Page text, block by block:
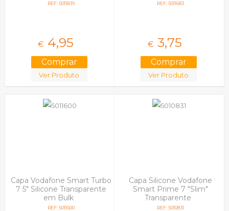
REF: 5011839
€ 4,95
Ver Produto
REF: 5011683
€ 3,75
Ver Produto
Capa Vodafone Smart Turbo
7 5" Silicone Transparente
em Bulk
REF: 5011600
Capa Silicone Vodafone
Smart Prime 7 "Slim"
Transparente
REF: 5010831